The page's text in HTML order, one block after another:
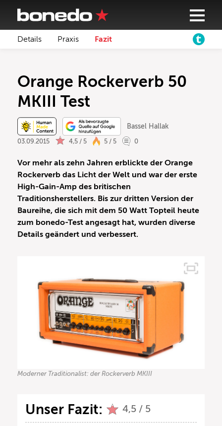
Details Praxis Fazit
Orange Rockerverb 50
MKIII Test
Bassel Hallak
03.09.2015 4,5 / 5 5 / 5 0
Vor mehr als zehn Jahren erblickte der Orange
Rockerverb das Licht der Welt und war der erste
High-Gain-Amp des britischen
Traditionsherstellers. Bis zur dritten Version der
Baureihe, die sich mit dem 50 Watt Topteil heute
zum bonedo-Test angesagt hat, wurden diverse
Details geändert und verbessert.
Moderner Traditionalist: der Rockerverb MKIII
Unser Fazit: 4,5 / 5